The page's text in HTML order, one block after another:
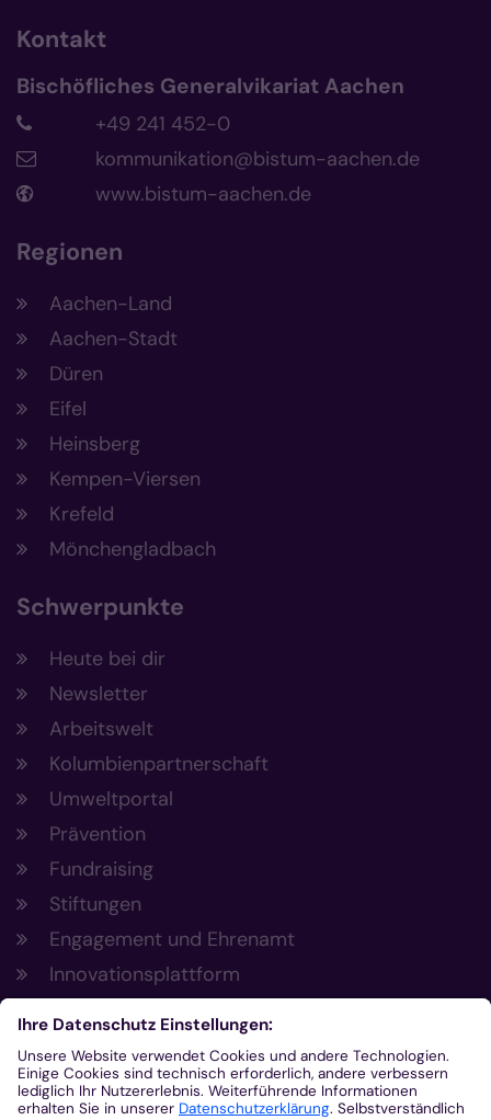
Kontakt
Bischöfliches Generalvikariat Aachen
+49 241 452-0
kommunikation@bistum-aachen.de
www.bistum-aachen.de
Regionen
Aachen-Land
Aachen-Stadt
Düren
Eifel
Heinsberg
Kempen-Viersen
Krefeld
Mönchengladbach
Schwerpunkte
Heute bei dir
Newsletter
Arbeitswelt
Kolumbienpartnerschaft
Umweltportal
Prävention
Fundraising
Stiftungen
Engagement und Ehrenamt
Innovationsplattform
Aus der Plattform
Nachrichten